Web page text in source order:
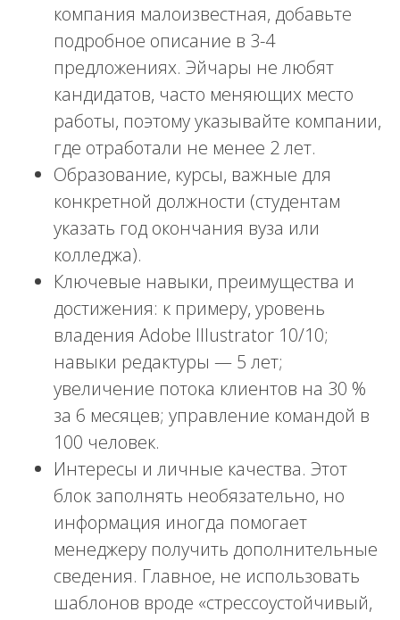
компания малоизвестная, добавьте
подробное описание в 3-4
предложениях. Эйчары не любят
кандидатов, часто меняющих место
работы, поэтому указывайте компании,
где отработали не менее 2 лет.
Образование, курсы, важные для
конкретной должности (студентам
указать год окончания вуза или
колледжа).
Ключевые навыки, преимущества и
достижения: к примеру, уровень
владения Adobe Illustrator 10/10;
навыки редактуры — 5 лет;
увеличение потока клиентов на 30 %
за 6 месяцев; управление командой в
100 человек.
Интересы и личные качества. Этот
блок заполнять необязательно, но
информация иногда помогает
менеджеру получить дополнительные
сведения. Главное, не использовать
шаблонов вроде «стрессоустойчивый,